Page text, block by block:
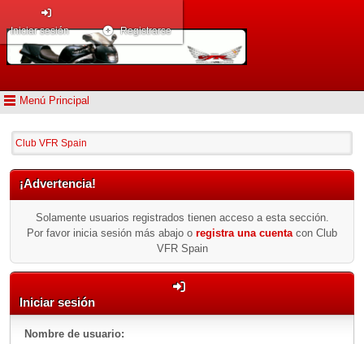
Menú Principal
Iniciar sesión Registrarse
Club VFR Spain
¡Advertencia!
Solamente usuarios registrados tienen acceso a esta sección.
Por favor inicia sesión más abajo o registra una cuenta con Club
VFR Spain
Iniciar sesión
Nombre de usuario: